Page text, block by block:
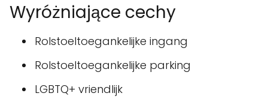
Wyróżniające cechy
Rolstoeltoegankelijke ingang
Rolstoeltoegankelijke parking
LGBTQ+ vriendlijk